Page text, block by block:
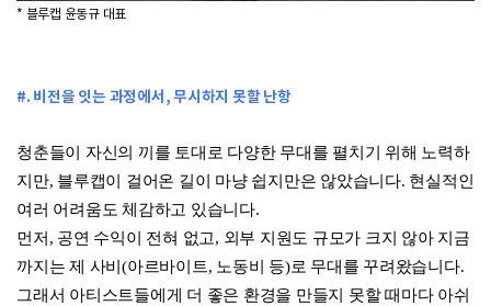
* 블루캡 윤동규 대표
#. 비전을 잇는 과정에서, 무시하지 못할 난항
청춘들이 자신의 끼를 토대로 다양한 무대를 펼치기 위해 노력하
지만, 블루캡이 걸어온 길이 마냥 쉽지만은 않았습니다. 현실적인
여러 어려움도 체감하고 있습니다.
먼저, 공연 수익이 전혀 없고, 외부 지원도 규모가 크지 않아 지금
까지는 제 사비(아르바이트, 노동비 등)로 무대를 꾸려왔습니다.
그래서 아티스트들에게 더 좋은 환경을 만들지 못할 때마다 아쉬